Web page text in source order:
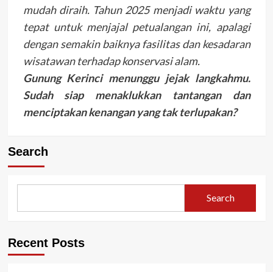
mudah diraih. Tahun 2025 menjadi waktu yang
tepat untuk menjajal petualangan ini, apalagi
dengan semakin baiknya fasilitas dan kesadaran
wisatawan terhadap konservasi alam.
Gunung Kerinci menunggu jejak langkahmu.
Sudah siap menaklukkan tantangan dan
menciptakan kenangan yang tak terlupakan?
Search
Search
Recent Posts